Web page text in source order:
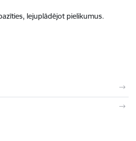
lejuplādējot pielikumus.